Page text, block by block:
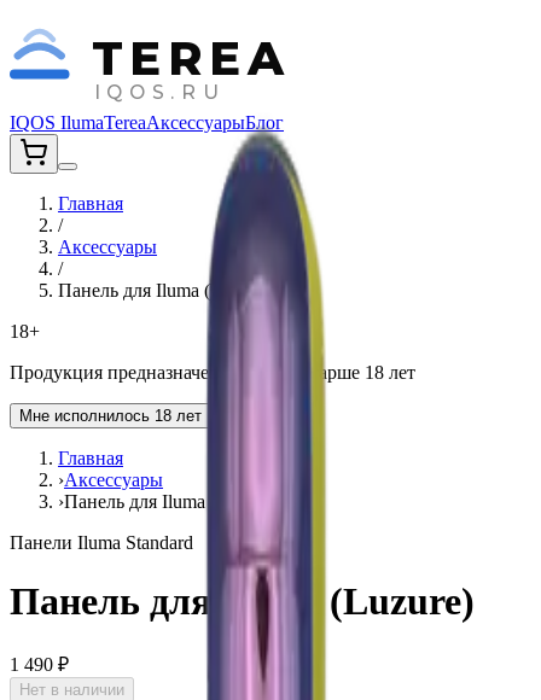
TEREA
IQOS.RU
IQOS IlumaTereaАксессуарыБлог
Главная
/
Аксессуары
/
Панель для Iluma (Luzure)
18+
Продукция предназначена для лиц старше 18 лет
Мне исполнилось 18 лет
Главная
›Аксессуары
›Панель для Iluma (Luzure)
Панели Iluma Standard
Панель для Iluma (Luzure)
1 490 ₽
Нет в наличии